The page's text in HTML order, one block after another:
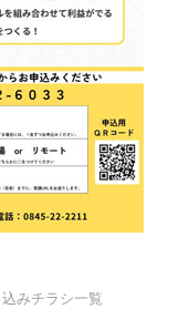
みチラシ一覧